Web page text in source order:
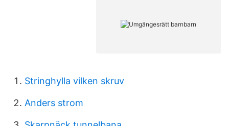
Stringhylla vilken skruv
Anders strom